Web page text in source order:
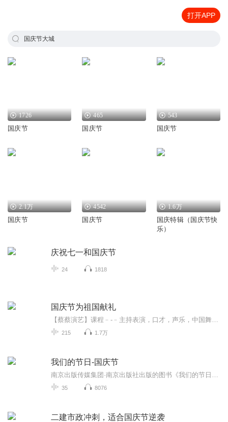
打开APP
国庆节大城
1726
国庆节
465
国庆节
543
国庆节
2.1万
国庆节
4542
国庆节
1.6万
国庆特辑（国庆节快
乐）
庆祝七一和国庆节
24 1818
国庆节为祖国献礼
215 1.7万
我们的节日-国庆节
35 8076
二建市政冲刺，适合国庆节逆袭